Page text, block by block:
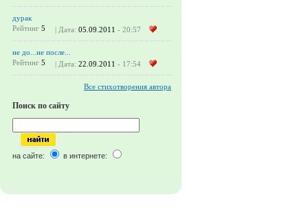
дурак
Рейтинг 5 | Дата: 05.09.2011 - 20:57
не до...не после...
Рейтинг 5 | Дата: 22.09.2011 - 17:54
Все стихотворения автора
Поиск по сайту
на сайте: в интернете: